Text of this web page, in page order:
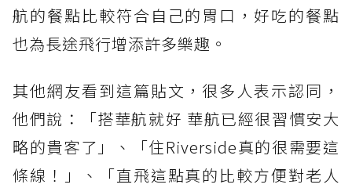
航的餐點比較符合自己的胃口，好吃的餐點
也為長途飛行增添許多樂趣。
其他網友看到這篇貼文，很多人表示認同，
他們說：「搭華航就好 華航已經很習慣安大
略的貴客了」、「住Riverside真的很需要這
條線！」、「直飛這點真的比較方便對老人